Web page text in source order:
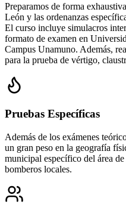
Preparamos de forma
León y las ordenanzas
El curso incluye simulacros
formato de examen en
Campus Unamuno. Además,
para la prueba de vértigo,
Pruebas Específicas
Además de los exámenes
un gran peso en la geografía
municipal específico del área
bomberos locales.